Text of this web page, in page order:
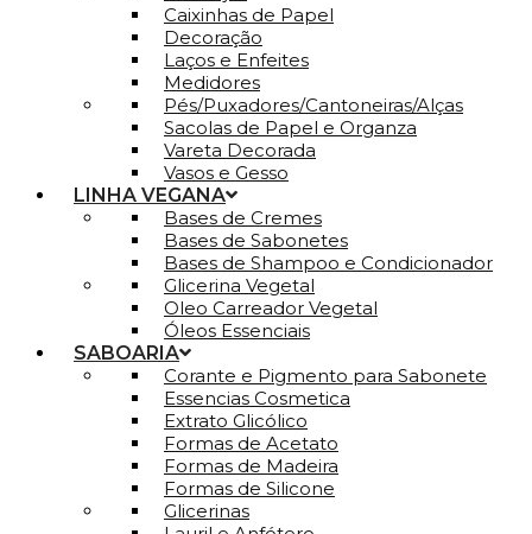
Caixinhas de Papel
Decoração
Laços e Enfeites
Medidores
Pés/Puxadores/Cantoneiras/Alças
Sacolas de Papel e Organza
Vareta Decorada
Vasos e Gesso
LINHA VEGANA
Bases de Cremes
Bases de Sabonetes
Bases de Shampoo e Condicionador
Glicerina Vegetal
Oleo Carreador Vegetal
Óleos Essenciais
SABOARIA
Corante e Pigmento para Sabonete
Essencias Cosmetica
Extrato Glicólico
Formas de Acetato
Formas de Madeira
Formas de Silicone
Glicerinas